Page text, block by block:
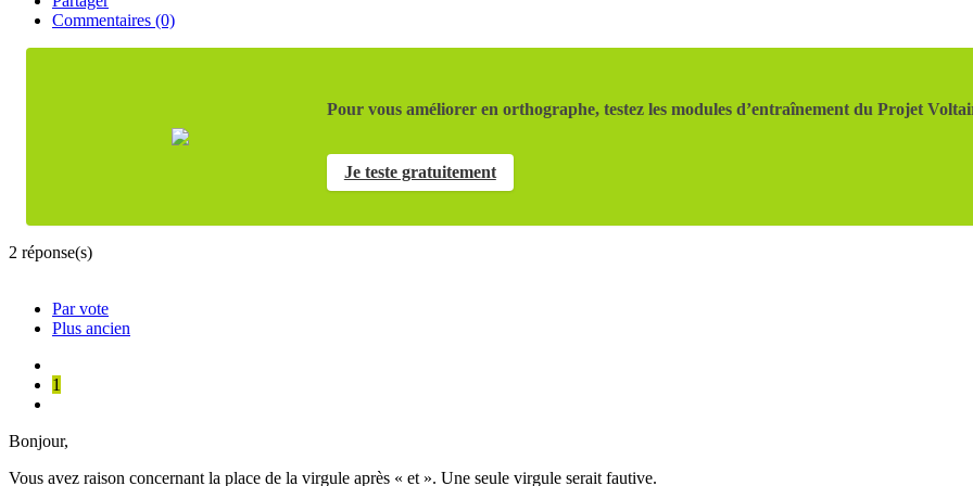
Commentaires (0)
Pour vous améliorer en orthographe, testez les modules d’entraînement du Projet
Je teste gratuitement
2 réponse(s)
Par vote
Plus ancien
1
Bonjour,
Vous avez raison concernant la place de la virgule après « et ». Une seule virgule serait fautive.